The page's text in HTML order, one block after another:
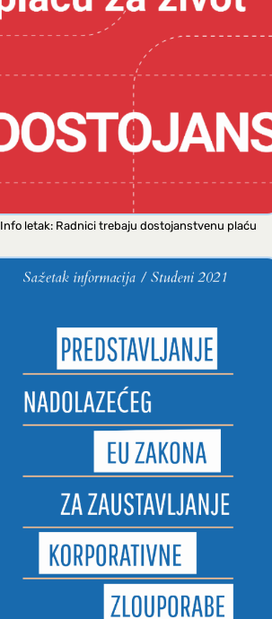
Info letak: Radnici trebaju dostojanstvenu plaću